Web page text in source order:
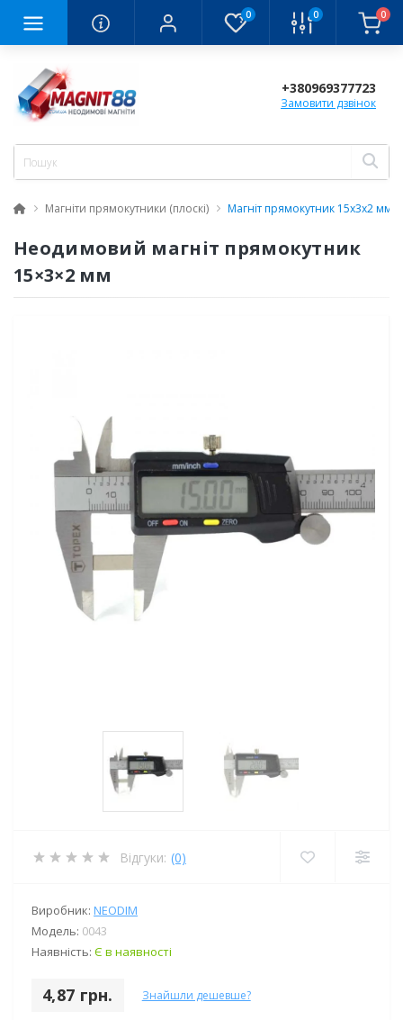
0 0 0
+380969377723
Замовити дзвінок
Магніти прямокутники (плоскі) Магніт прямокутник 15х3х2 мм
Неодимовий магніт прямокутник
15×3×2 мм
Відгуки: (0)
Виробник: NEODIM
Модель: 0043
Наявність: Є в наявності
4,87 грн. Знайшли дешевше?